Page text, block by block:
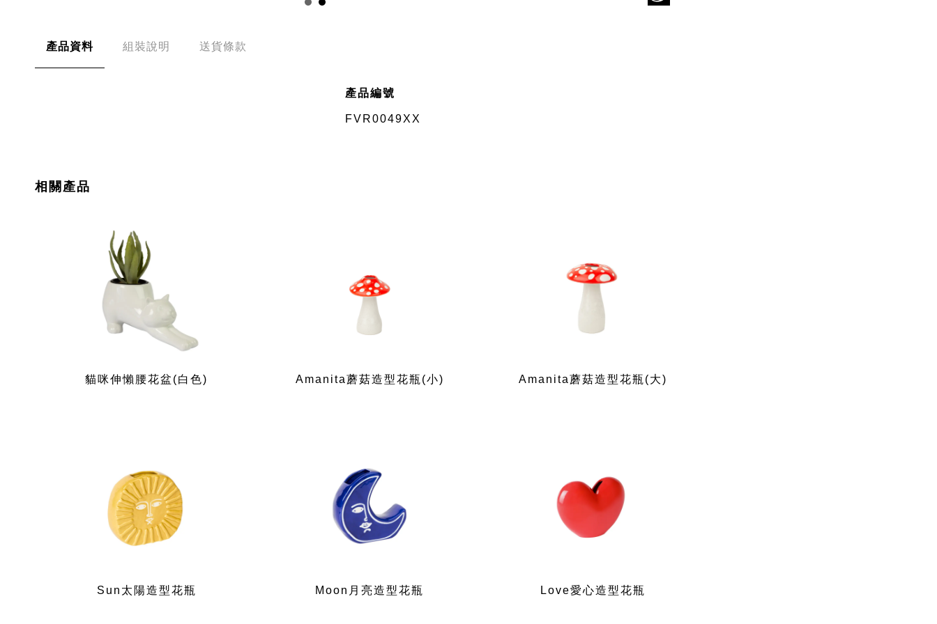
產品資料 組裝說明 送貨條款
產品編號
FVR0049XX
相關產品
貓咪伸懶腰花盆(白色) Amanita蘑菇造型花瓶(小) Amanita蘑菇造型花瓶(大)
Sun太陽造型花瓶 Moon月亮造型花瓶 Love愛心造型花瓶